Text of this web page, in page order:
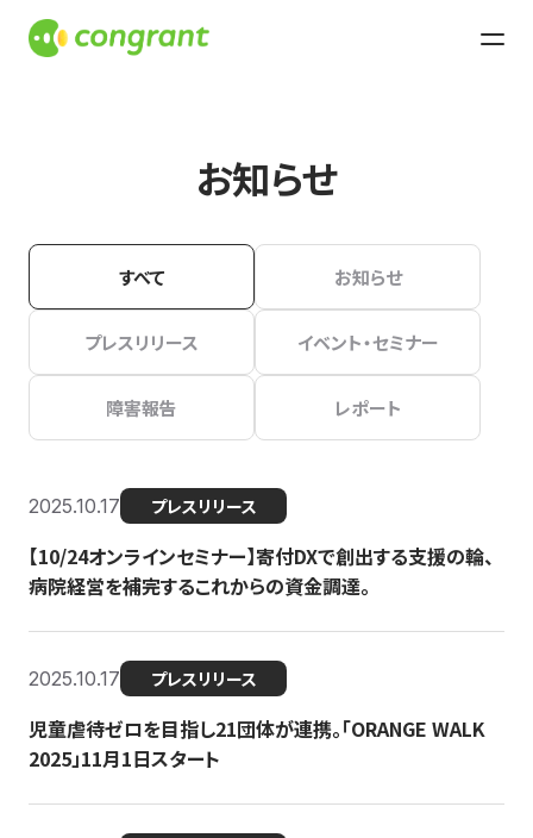
お知らせ
すべて お知らせ
プレスリリース イベント・セミナー
障害報告 レポート
2025.10.17 プレスリリース
【10/24オンラインセミナー】寄付DXで創出する支援の輪、
病院経営を補完するこれからの資金調達。
2025.10.17 プレスリリース
児童虐待ゼロを目指し21団体が連携。「ORANGE WALK
2025」11月1日スタート